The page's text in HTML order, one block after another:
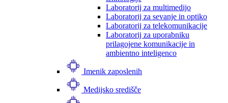
Laboratorij za multimedijo
Laboratorij za sevanje in optiko
Laboratorij za telekomunikacije
Laboratorij za uporabniku
prilagojene komunikacije in
ambientno inteligenco
Imenik zaposlenih
Medijsko središče